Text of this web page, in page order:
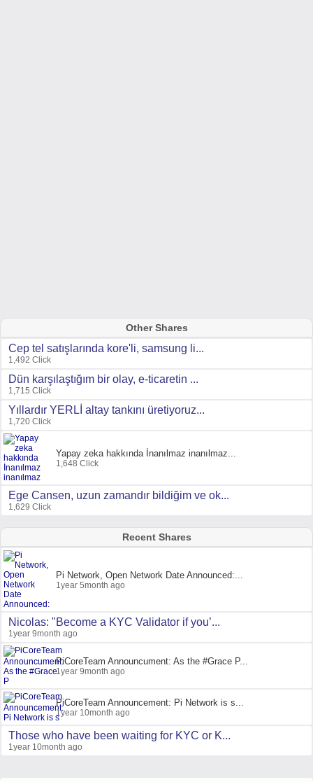
Other Shares
Cep tel satışlarında kore'li, samsung li...
1,492 Click
Dün karşılaştığım bir olay, e-ticaretin ...
1,715 Click
Yıllardır YERLİ altay tankını üretiyoruz...
1,720 Click
Yapay zeka hakkında İnanılmaz inanılmaz...
1,648 Click
Ege Cansen, uzun zamandır bildiğim ve ok...
1,629 Click
Recent Shares
Pi Network, Open Network Date Announced:...
1year 5month ago
Nicolas: "Become a KYC Validator if you’...
1year 9month ago
PiCoreTeam Announcument: As the #Grace P...
1year 9month ago
PiCoreTeam Announcement: Pi Network is s...
1year 10month ago
Those who have been waiting for KYC or K...
1year 10month ago